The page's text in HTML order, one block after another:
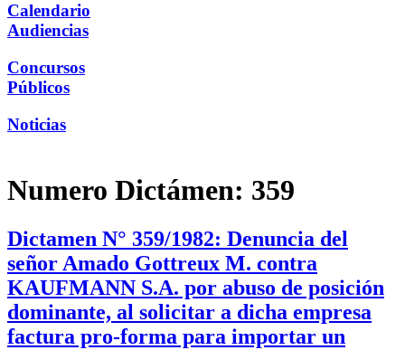
Calendario
Audiencias
Concursos
Públicos
Noticias
Numero Dictámen: 359
Dictamen N° 359/1982: Denuncia del
señor Amado Gottreux M. contra
KAUFMANN S.A. por abuso de posición
dominante, al solicitar a dicha empresa
factura pro-forma para importar un